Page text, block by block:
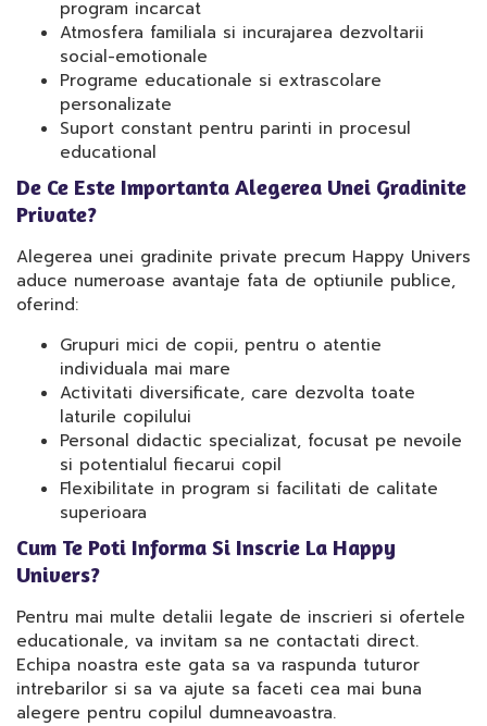
program incarcat
Atmosfera familiala si incurajarea dezvoltarii
social-emotionale
Programe educationale si extrascolare
personalizate
Suport constant pentru parinti in procesul
educational
De Ce Este Importanta Alegerea Unei Gradinite
Private?
Alegerea unei gradinite private precum Happy Univers
aduce numeroase avantaje fata de optiunile publice,
oferind:
Grupuri mici de copii, pentru o atentie
individuala mai mare
Activitati diversificate, care dezvolta toate
laturile copilului
Personal didactic specializat, focusat pe nevoile
si potentialul fiecarui copil
Flexibilitate in program si facilitati de calitate
superioara
Cum Te Poti Informa Si Inscrie La Happy
Univers?
Pentru mai multe detalii legate de inscrieri si ofertele
educationale, va invitam sa ne contactati direct.
Echipa noastra este gata sa va raspunda tuturor
intrebarilor si sa va ajute sa faceti cea mai buna
alegere pentru copilul dumneavoastra.